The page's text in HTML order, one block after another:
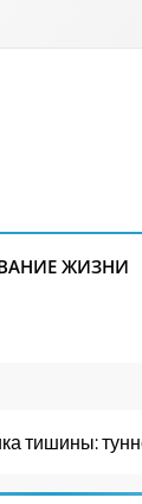
ЖИЗНИ
тишины: